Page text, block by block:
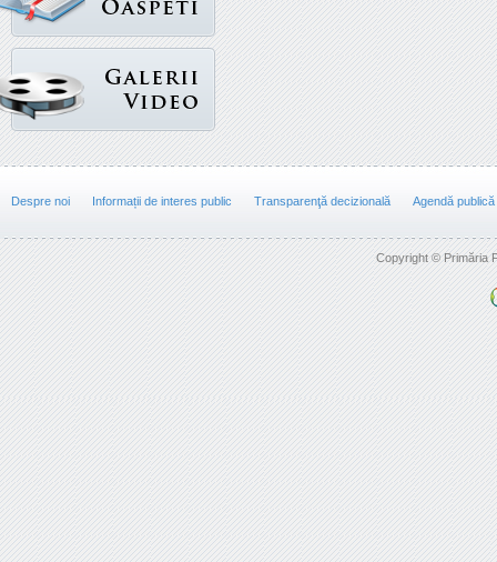
Despre noi Informații de interes public Transparenţă decizională Agendă publică
Copyright © Primăria